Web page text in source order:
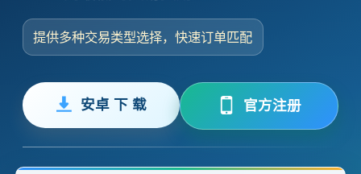
提供多种交易类型选择，快速订单匹配
安卓 下 载 官方注册